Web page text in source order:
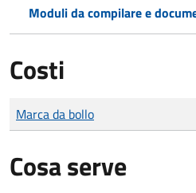
Moduli da compilare e
Costi
Tipo di pagamento
Importo
Marca da bollo
Cosa serve